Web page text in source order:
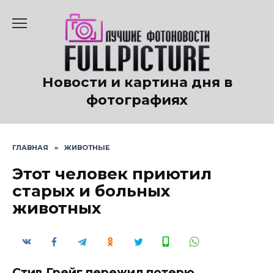
содержанию
Новости и картина дня в
фотографиях
ГЛАВНАЯ » ЖИВОТНЫЕ
Этот человек приютил
старых и больных
животных